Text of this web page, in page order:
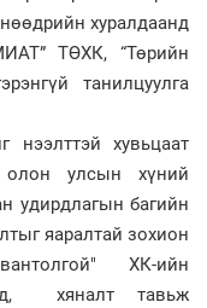
хуралдаанд
ТӨХК, “Төрийн
танилцуулга
нээлттэй хувьцаат
олон улсын хүний
удирдлагын багийн
яаралтай зохион
ХК-ийн
хяналт тавьж